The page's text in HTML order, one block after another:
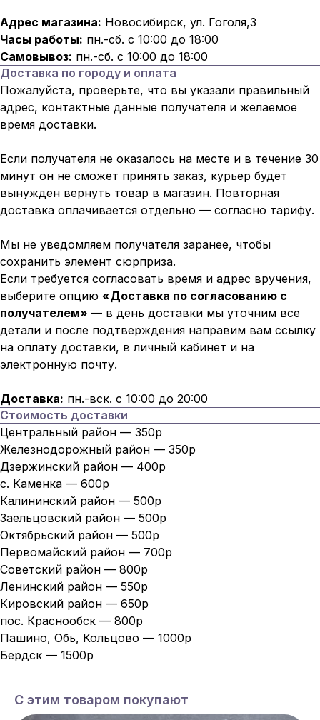
Адрес магазина: Новосибирск, ул. Гоголя,3
Часы работы: пн.-сб. с 10:00 до 18:00
Самовывоз: пн.-сб. с 10:00 до 18:00
Доставка по городу и оплата
Пожалуйста, проверьте, что вы указали правильный
адрес, контактные данные получателя и желаемое
время доставки.
Если получателя не оказалось на месте и в течение 30
минут он не сможет принять заказ, курьер будет
вынужден вернуть товар в магазин. Повторная
доставка оплачивается отдельно — согласно тарифу.
Мы не уведомляем получателя заранее, чтобы
сохранить элемент сюрприза.
Если требуется согласовать время и адрес вручения,
выберите опцию «Доставка по согласованию с
получателем» — в день доставки мы уточним все
детали и после подтверждения направим вам ссылку
на оплату доставки, в личный кабинет и на
электронную почту.
Доставка: пн.-вск. с 10:00 до 20:00
Стоимость доставки
Центральный район — 350р
Железнодорожный район — 350р
Дзержинский район — 400р
с. Каменка — 600р
Калининский район — 500р
Заельцовский район — 500р
Октябрьский район — 500р
Первомайский район — 700р
Советский район — 800р
Ленинский район — 550р
Кировский район — 650р
пос. Краснообск — 800р
Пашино, Обь, Кольцово — 1000р
Бердск — 1500р
С этим товаром покупают